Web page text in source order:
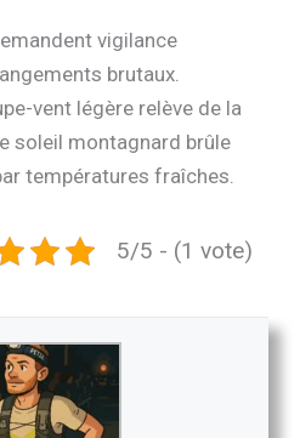
vigilance
brutaux.
vent légère relève de la
soleil montagnard brûle
températures fraîches.
5/5 - (1 vote)